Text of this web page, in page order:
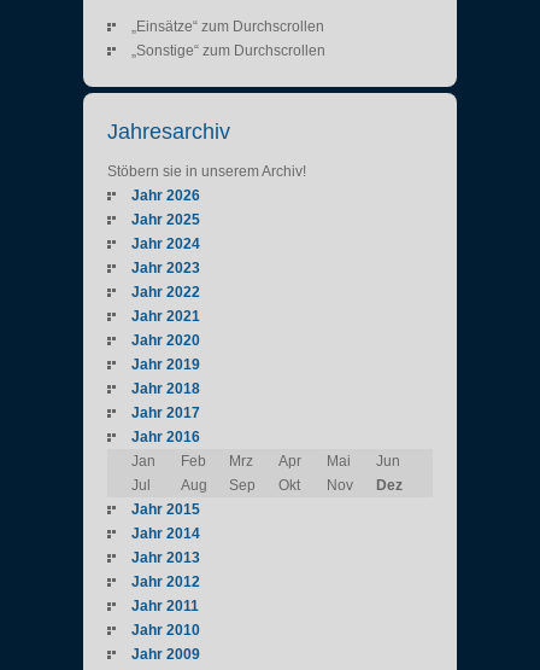
„Einsätze“ zum Durchscrollen
„Sonstige“ zum Durchscrollen
Jahresarchiv
Stöbern sie in unserem Archiv!
Jahr 2026
Jahr 2025
Jahr 2024
Jahr 2023
Jahr 2022
Jahr 2021
Jahr 2020
Jahr 2019
Jahr 2018
Jahr 2017
Jahr 2016
Jan
Feb Mrz Apr Mai
Jun
Jul
Aug Sep Okt Nov
Dez
Jahr 2015
Jahr 2014
Jahr 2013
Jahr 2012
Jahr 2011
Jahr 2010
Jahr 2009